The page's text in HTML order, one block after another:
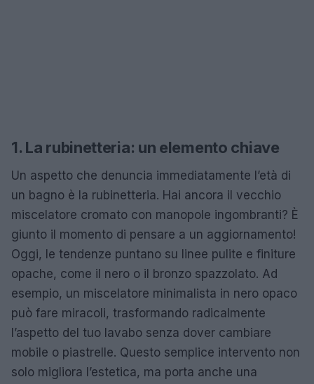
1. La rubinetteria: un elemento chiave
Un aspetto che denuncia immediatamente l’età di
un bagno è la rubinetteria. Hai ancora il vecchio
miscelatore cromato con manopole ingombranti? È
giunto il momento di pensare a un aggiornamento!
Oggi, le tendenze puntano su linee pulite e finiture
opache, come il nero o il bronzo spazzolato. Ad
esempio, un miscelatore minimalista in nero opaco
può fare miracoli, trasformando radicalmente
l’aspetto del tuo lavabo senza dover cambiare
mobile o piastrelle. Questo semplice intervento non
solo migliora l’estetica, ma porta anche una